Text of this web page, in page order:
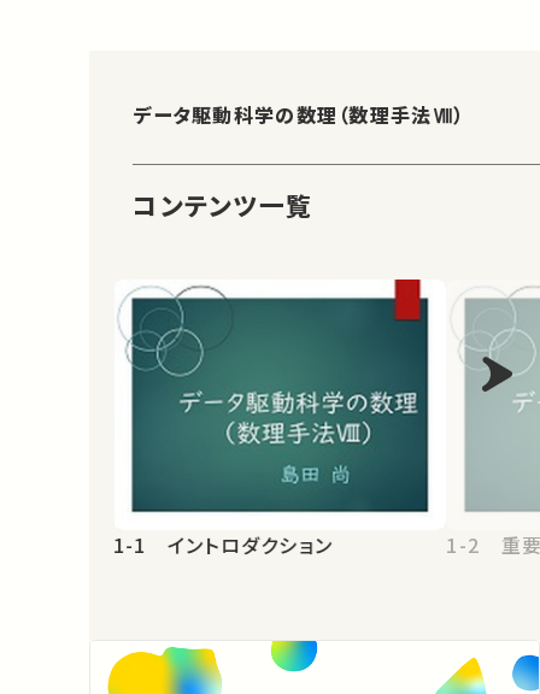
データ駆動科学の数理（数理手法Ⅷ）
コンテンツ一覧
1-1 イントロダクション 1-2 重要